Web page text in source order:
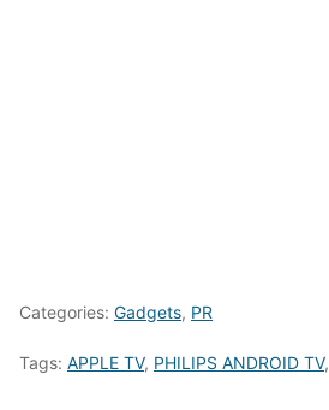
Categories: Gadgets, PR
Tags: APPLE TV, PHILIPS ANDROID TV,